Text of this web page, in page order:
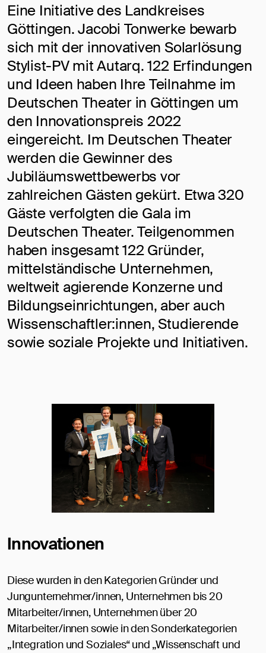
Eine Initiative des Landkreises
Göttingen. Jacobi Tonwerke bewarb
sich mit der innovativen Solarlösung
Stylist-PV mit Autarq. 122 Erfindungen
und Ideen haben Ihre Teilnahme im
Deutschen Theater in Göttingen um
den Innovationspreis 2022
eingereicht. Im Deutschen Theater
werden die Gewinner des
Jubiläumswettbewerbs vor
zahlreichen Gästen gekürt. Etwa 320
Gäste verfolgten die Gala im
Deutschen Theater. Teilgenommen
haben insgesamt 122 Gründer,
mittelständische Unternehmen,
weltweit agierende Konzerne und
Bildungseinrichtungen, aber auch
Wissenschaftler:innen, Studierende
sowie soziale Projekte und Initiativen.
Innovationen
Diese wurden in den Kategorien Gründer und
Jungunternehmer/innen, Unternehmen bis 20
Mitarbeiter/innen, Unternehmen über 20
Mitarbeiter/innen sowie in den Sonderkategorien
„Integration und Soziales“ und „Wissenschaft und